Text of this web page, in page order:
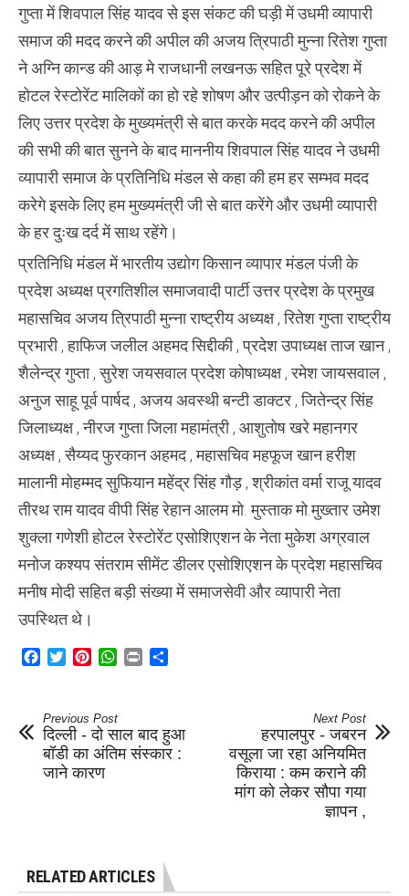
गुप्ता में शिवपाल सिंह यादव से इस संकट की घड़ी में उधमी व्यापारी
समाज की मदद करने की अपील की अजय त्रिपाठी मुन्ना रितेश गुप्ता
ने अग्नि कान्ड की आड़ मे राजधानी लखनऊ सहित पूरे प्रदेश में
होटल रेस्टोरेंट मालिकों का हो रहे शोषण और उत्पीड़न को रोकने के
लिए उत्तर प्रदेश के मुख्यमंत्री से बात करके मदद करने की अपील
की सभी की बात सुनने के बाद माननीय शिवपाल सिंह यादव ने उधमी
व्यापारी समाज के प्रतिनिधि मंडल से कहा की हम हर सम्भव मदद
करेगे इसके लिए हम मुख्यमंत्री जी से बात करेंगे और उधमी व्यापारी
के हर दुःख दर्द में साथ रहेंगे।
प्रतिनिधि मंडल में भारतीय उद्योग किसान व्यापार मंडल पंजी के
प्रदेश अध्यक्ष प्रगतिशील समाजवादी पार्टी उत्तर प्रदेश के प्रमुख
महासचिव अजय त्रिपाठी मुन्ना राष्ट्रीय अध्यक्ष , रितेश गुप्ता राष्ट्रीय
प्रभारी , हाफिज जलील अहमद सिद्दीकी , प्रदेश उपाध्यक्ष ताज खान ,
शैलेन्द्र गुप्ता , सुरेश जयसवाल प्रदेश कोषाध्यक्ष , रमेश जायसवाल ,
अनुज साहू पूर्व पार्षद , अजय अवस्थी बन्टी डाक्टर , जितेन्द्र सिंह
जिलाध्यक्ष , नीरज गुप्ता जिला महामंत्री , आशुतोष खरे महानगर
अध्यक्ष , सैय्यद फुरकान अहमद , महासचिव महफूज खान हरीश
मालानी मोहम्मद सुफियान महेंद्र सिंह गौड़ , श्रीकांत वर्मा राजू यादव
तीरथ राम यादव वीपी सिंह रेहान आलम मो. मुस्ताक मो.मुख्तार उमेश
शुक्ला गणेशी होटल रेस्टोरेंट एसोशिएशन के नेता मुकेश अग्रवाल
मनोज कश्यप संतराम सीमेंट डीलर एसोशिएशन के प्रदेश महासचिव
मनीष मोदी सहित बड़ी संख्या में समाजसेवी और व्यापारी नेता
उपस्थित थे।
Facebook
TwitterPinterestWhatsApp
Print
Previous Post
दिल्ली - दो साल बाद हुआ
बॉडी का अंतिम संस्कार :
जाने कारण
Next Post
हरपालपुर - जबरन
वसूला जा रहा अनियमित
किराया : कम कराने की
मांग को लेकर सौपा गया
ज्ञापन ,
RELATED ARTICLES